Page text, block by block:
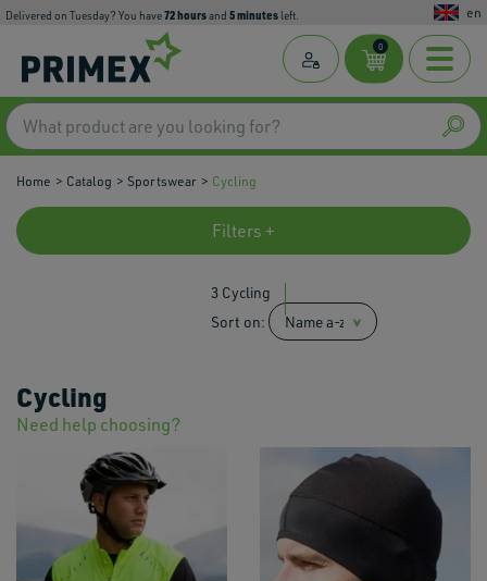
Delivered on Tuesday? You have72hoursand 5minutes left. en
0
Home Catalog Sportswear Cycling
Filters +
3 Cycling
Sort on:
Cycling
Need help choosing?